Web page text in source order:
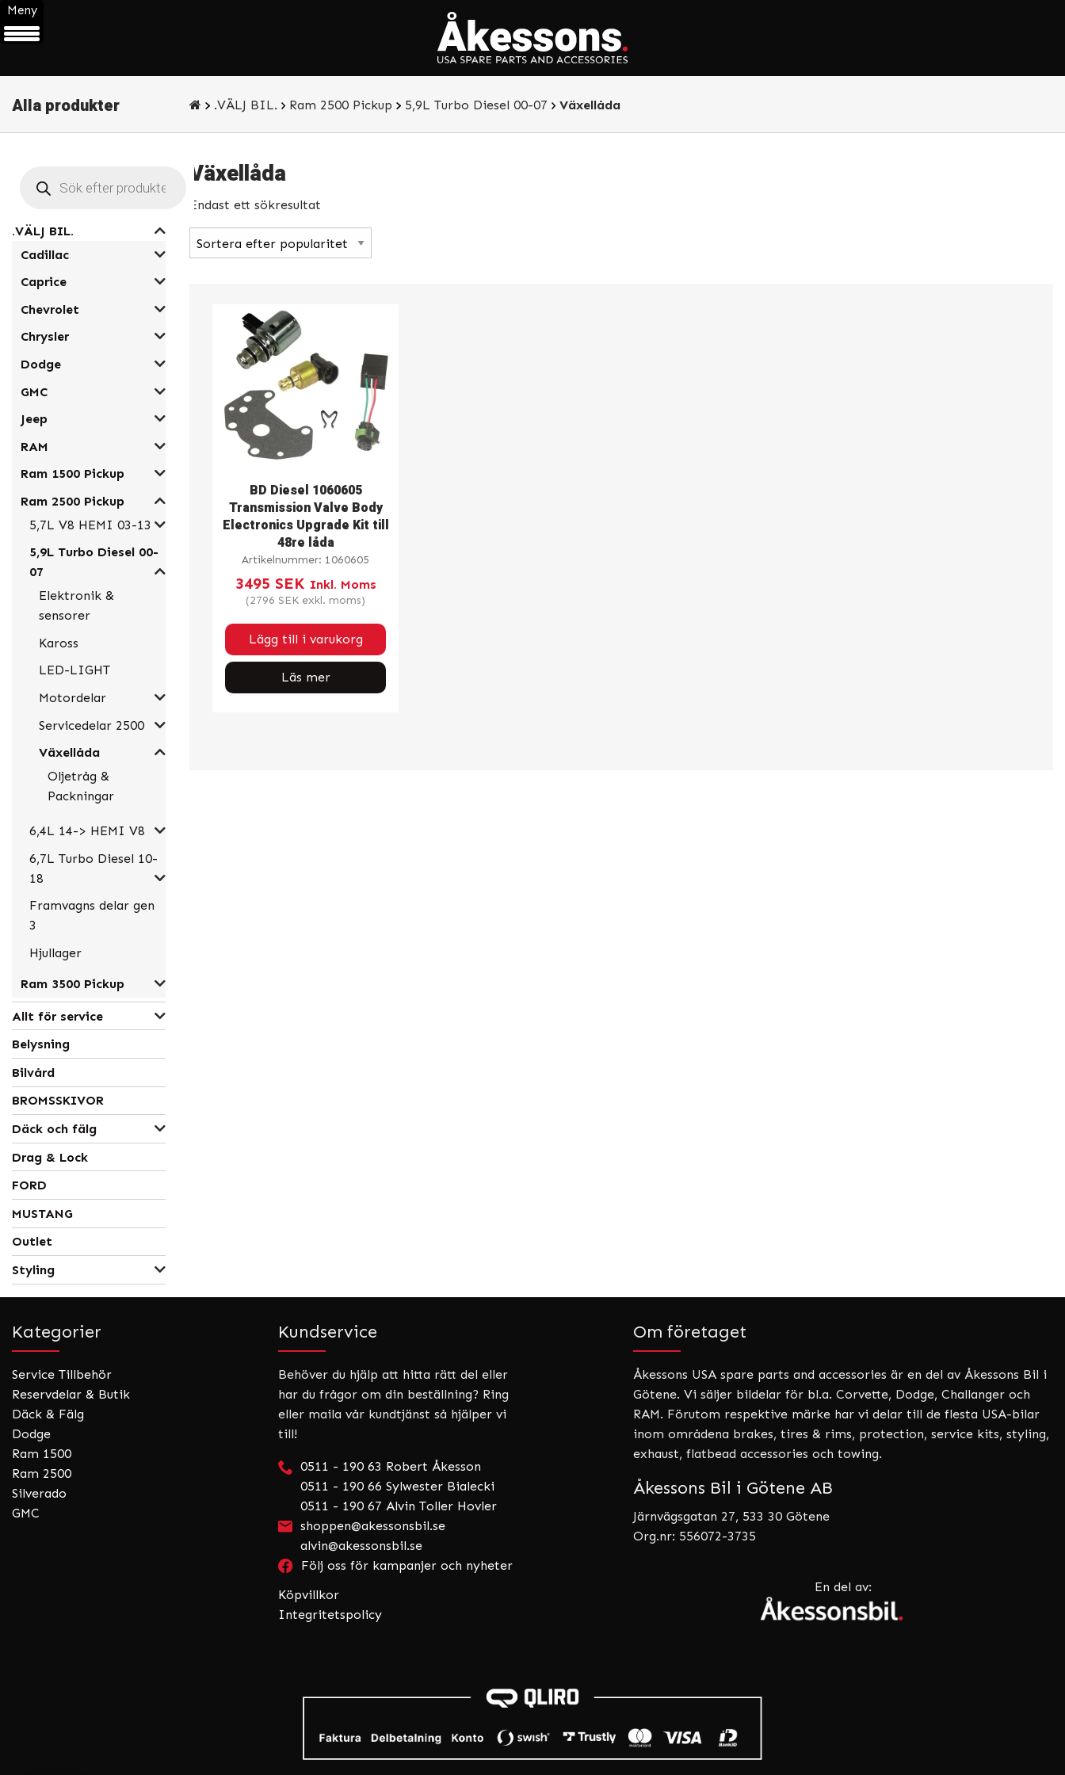
Alla produkter .VÄLJ BIL. Ram 2500 Pickup 5,9L Turbo Diesel 00-07 Växellåda
search
.VÄLJ BIL.
Cadillac
Caprice
Chevrolet
Chrysler
Dodge
GMC
Jeep
RAM
Ram 1500 Pickup
Ram 2500 Pickup
5,7L V8 HEMI 03-13
5,9L Turbo Diesel 00-
07
Elektronik &
sensorer
Kaross
LED-LIGHT
Motordelar
Servicedelar 2500
Växellåda
Oljetråg &
Packningar
6,4L 14-> HEMI V8
6,7L Turbo Diesel 10-
18
Framvagns delar gen
3
Hjullager
Ram 3500 Pickup
Allt för service
Belysning
Bilvård
BROMSSKIVOR
Däck och fälg
Drag & Lock
FORD
MUSTANG
Outlet
Styling
Växellåda
Endast ett sökresultat
BD Diesel 1060605
Transmission Valve Body
Electronics Upgrade Kit till
48re låda
Artikelnummer: 1060605
3495 SEK Inkl. Moms
(2796 SEK exkl. moms)
Lägg till i varukorg
Läs mer
Kategorier
Service Tillbehör
Reservdelar & Butik
Däck & Fälg
Dodge
Ram 1500
Ram 2500
Silverado
GMC
Kundservice
Behöver du hjälp att hitta rätt del eller
har du frågor om din beställning? Ring
eller maila vår kundtjänst så hjälper vi
till!
0511 - 190 63 Robert Åkesson
0511 - 190 66 Sylwester Bialecki
0511 - 190 67 Alvin Toller Hovler
shoppen@akessonsbil.se
alvin@akessonsbil.se
Följ oss för kampanjer och nyheter
Köpvillkor
Integritetspolicy
Om företaget
Åkessons USA spare parts and accessories är en del av Åkessons Bil i
Götene. Vi säljer bildelar för bl.a. Corvette, Dodge, Challanger och
RAM. Förutom respektive märke har vi delar till de flesta USA-bilar
inom områdena brakes, tires & rims, protection, service kits, styling,
exhaust, flatbead accessories och towing.
Åkessons Bil i Götene AB
Järnvägsgatan 27, 533 30 Götene
Org.nr: 556072-3735
En del av:
Meny